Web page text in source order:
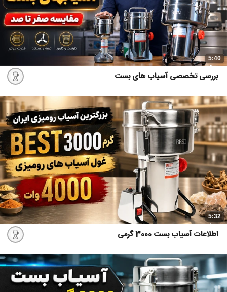
5:40
بررسی تخصصی آسیاب های بست
5:32
اطلاعات آسیاب بست 3000 گرمی